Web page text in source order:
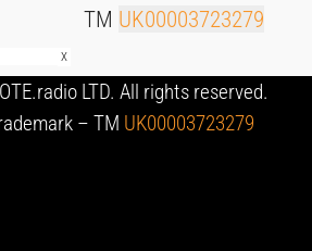
TM UK00003723279
X
LTD. All rights reserved.
– TM UK00003723279